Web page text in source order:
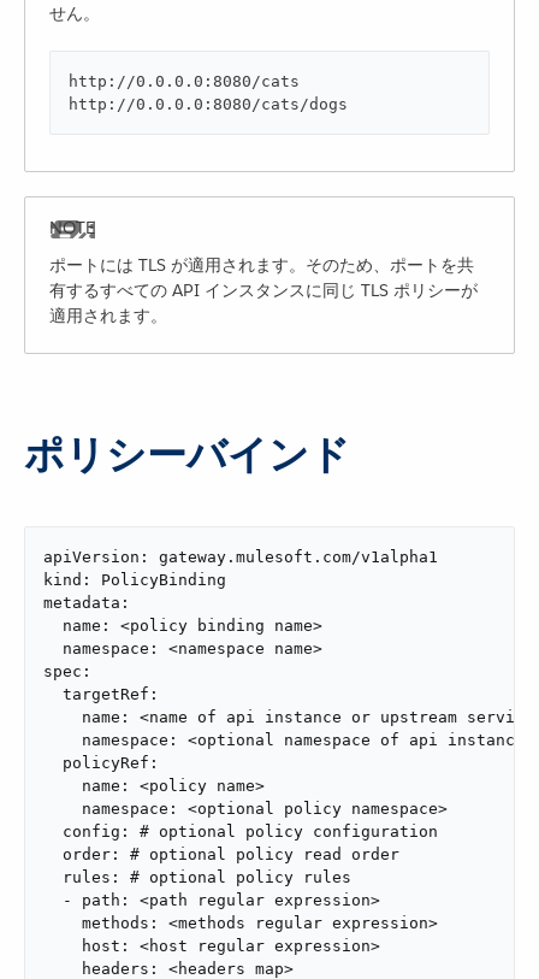
せん。
http://0.0.0.0:8080/cats
http://0.0.0.0:8080/cats/dogs
ポートには TLS が適用されます。そのため、ポートを共
有するすべての API インスタンスに同じ TLS ポリシーが
適用されます。
ポリシーバインド
apiVersion: gateway.mulesoft.com/v1alpha1
kind: PolicyBinding
metadata:
  name: <policy binding name>
  namespace: <namespace name>
spec:
  targetRef:
name: <name of api instance or upstream
namespace: <optional namespace of api instance
  policyRef:
    name: <policy name>
    namespace: <optional policy namespace>
  config: # optional policy configuration
  order: # optional policy read order
  rules: # optional policy rules
  - path: <path regular expression>
    methods: <methods regular expression>
    host: <host regular expression>
    headers: <headers map>